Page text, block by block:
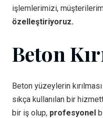
işlemlerimizi,
özelleştiriyoruz.
Beton
Beton yüzeylerin
sıkça kullanılan bir
bir iş olup, profesyonel